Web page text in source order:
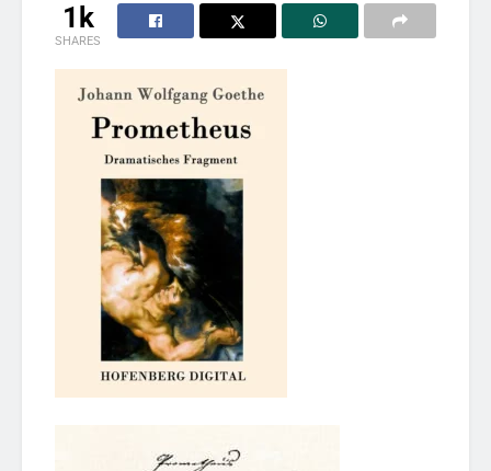
1k
SHARES